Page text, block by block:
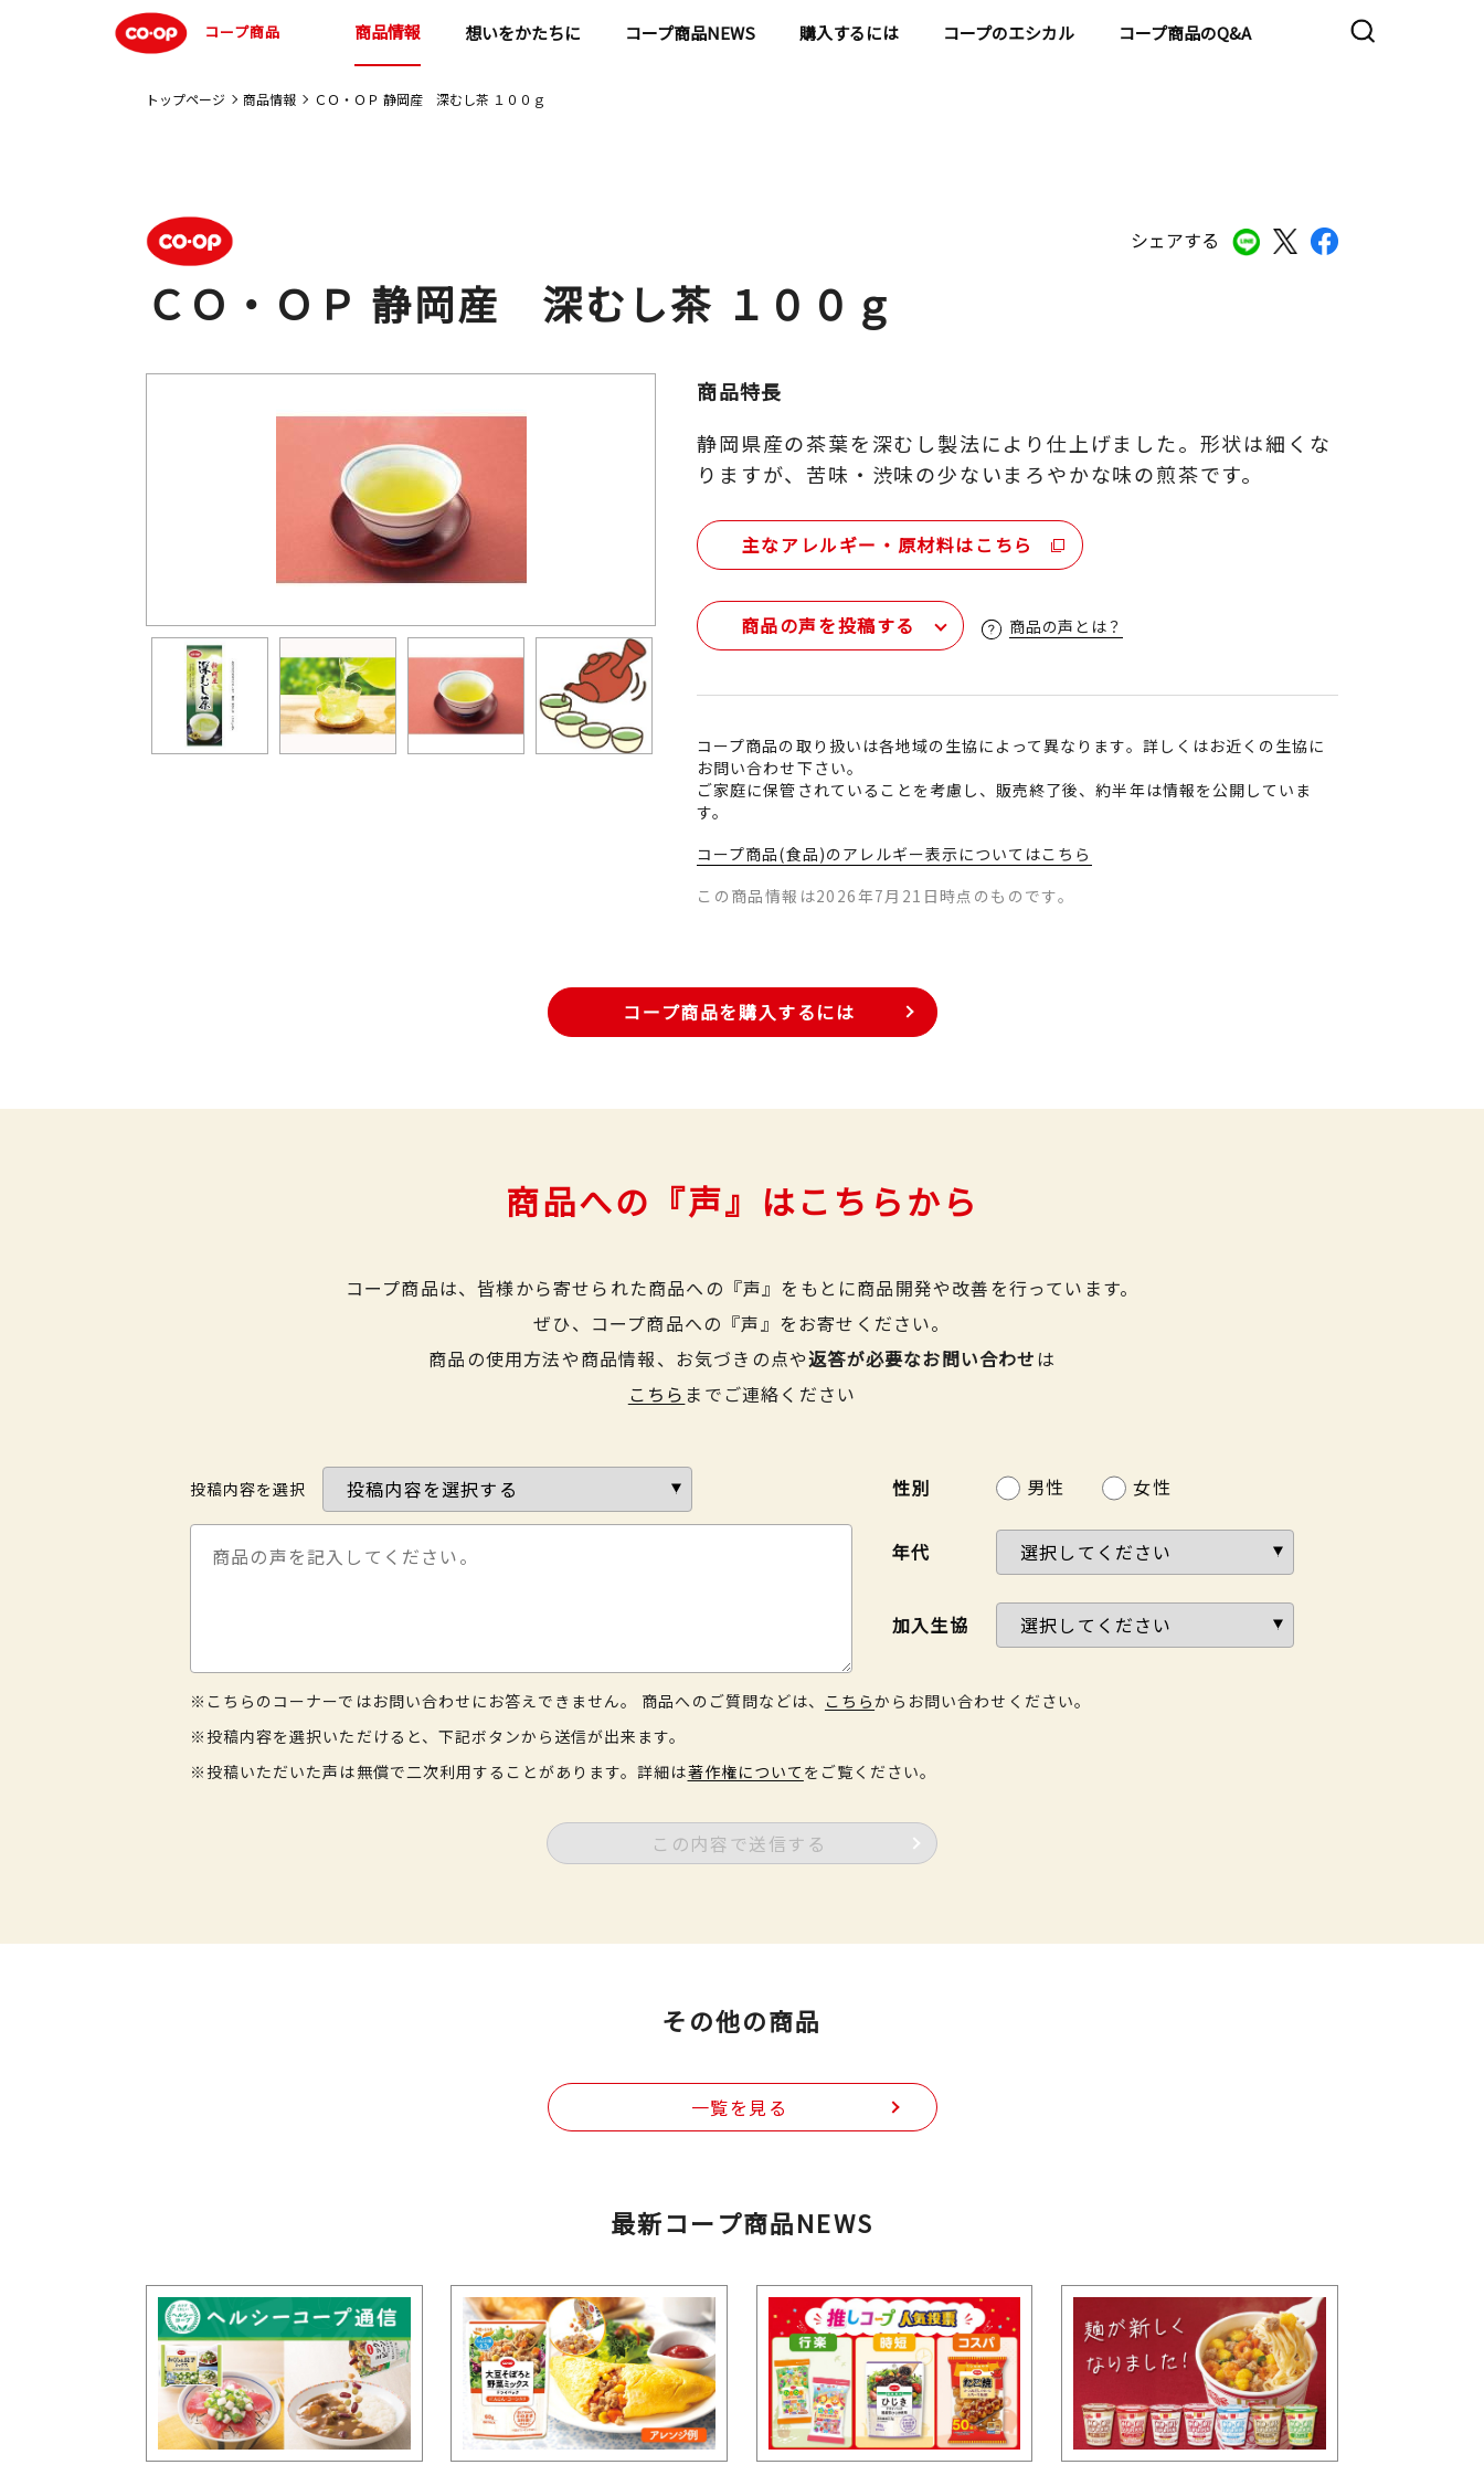
コープ商品 商品情報 想いをかたちに コープ商品NEWS 購入するには コープのエシカル コープ商品のQ&A
トップページ 商品情報 ＣＯ・ＯＰ 静岡産 深むし茶 １００ｇ
シェアする
ＣＯ・ＯＰ 静岡産 深むし茶 １００ｇ
商品特長
静岡県産の茶葉を深むし製法により仕上げました。形状は細くな
りますが、苦味・渋味の少ないまろやかな味の煎茶です。
主なアレルギー・原材料はこちら
商品の声を投稿する 商品の声とは？
コープ商品の取り扱いは各地域の生協によって異なります。詳しくはお近くの生協に
お問い合わせ下さい。
ご家庭に保管されていることを考慮し、販売終了後、約半年は情報を公開していま
す。
コープ商品(食品)のアレルギー表示についてはこちら
この商品情報は2026年7月21日時点のものです。
コープ商品を購入するには
商品への『声』はこちらから
コープ商品は、皆様から寄せられた商品への『声』をもとに商品開発や改善を行っています。
ぜひ、コープ商品への『声』をお寄せください。
商品の使用方法や商品情報、お気づきの点や返答が必要なお問い合わせは
こちら までご連絡ください
投稿内容を選択 性別 男性 女性
年代
加入生協
※こちらのコーナーではお問い合わせにお答えできません。 商品へのご質問などは、 こちらからお問い合わせください。
※投稿内容を選択いただけると、下記ボタンから送信が出来ます。
※投稿いただいた声は無償で二次利用することがあります。詳細は著作権について をご覧ください。
この内容で送信する
その他の商品
一覧を見る
最新コープ商品NEWS